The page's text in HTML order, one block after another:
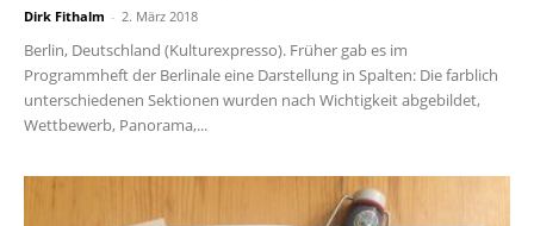
Dirk Fithalm - 2. März 2018
Berlin, Deutschland (Kulturexpresso). Früher gab es im
Programmheft der Berlinale eine Darstellung in Spalten: Die farblich
unterschiedenen Sektionen wurden nach Wichtigkeit abgebildet,
Wettbewerb, Panorama,...